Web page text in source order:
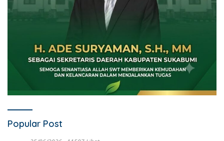
Popular Post